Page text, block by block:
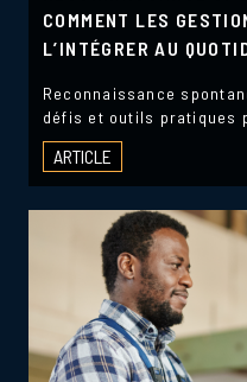
COMMENT LES
L’INTÉGRER AU
Reconnaissance
défis et outils pratiques
ARTICLE